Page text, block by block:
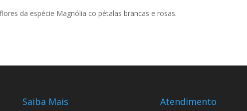
da espécie Magnólia co pétalas brancas e rosas.
Saiba Mais Atendimento